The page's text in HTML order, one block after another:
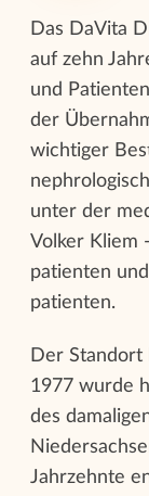
Das DaVita
auf zehn
und
der
wichtiger
unter der
Volker Kliem
patienten
patienten.
Der Standort
1977 wurde
des
Jahrzehnte